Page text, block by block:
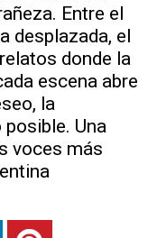
Entre el
desplazada, el
donde la
escena abre
la
Una
voces más